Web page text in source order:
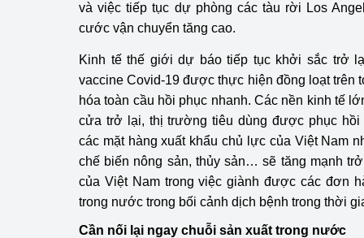
và việc tiếp tục dự phòng các tàu rời Los
cước vận chuyển tăng cao.
Kinh tế thế giới dự báo tiếp tục khởi sắc trở
vaccine Covid-19 được thực hiện đồng loạt trên
hóa toàn cầu hồi phục nhanh. Các nền kinh tế
cửa trở lại, thị trường tiêu dùng được phục hồi
các mặt hàng xuất khẩu chủ lực của Việt Nam
chế biến nông sản, thủy sản… sẽ tăng mạnh
của Việt Nam trong việc giành được các đơn
trong nước trong bối cảnh dịch bệnh trong thời
Cần nối lại ngay chuỗi sản xuất trong nước